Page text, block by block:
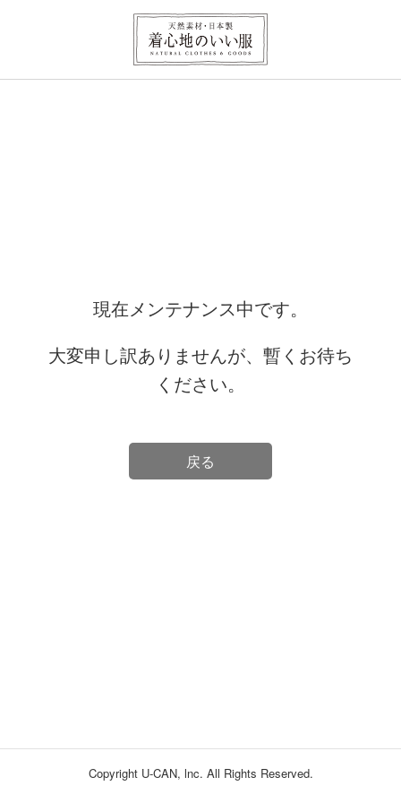
現在メンテナンス中です。
大変申し訳ありませんが、暫くお待ち
ください。
戻る
Copyright U-CAN, lnc. All Rights Reserved.